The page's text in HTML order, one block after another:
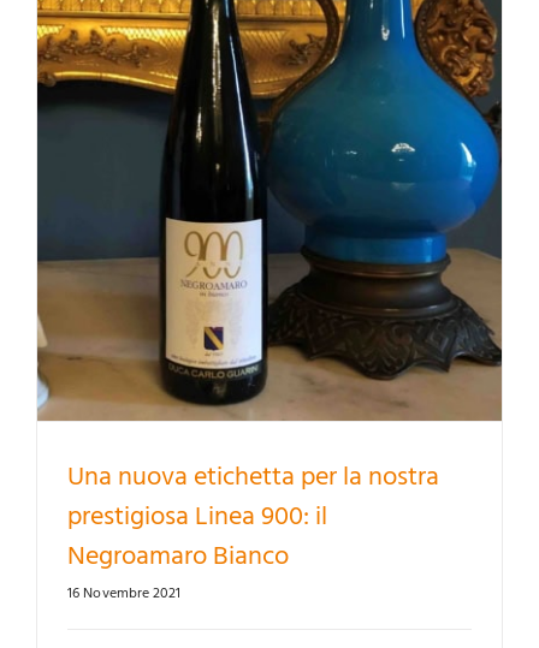
Una nuova etichetta per la nostra
prestigiosa Linea 900: il
Negroamaro Bianco
16 Novembre 2021